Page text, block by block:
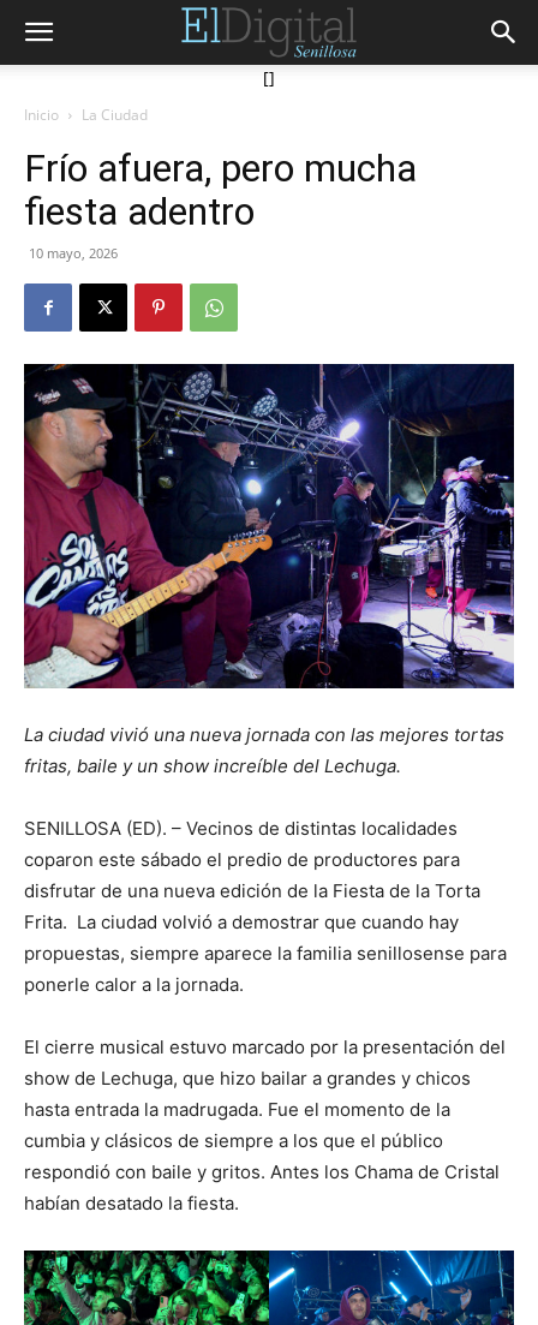
[]
Inicio La Ciudad
Frío afuera, pero mucha
fiesta adentro
10 mayo, 2026
La ciudad vivió una nueva jornada con las mejores tortas
fritas, baile y un show increíble del Lechuga.
SENILLOSA (ED). – Vecinos de distintas localidades
coparon este sábado el predio de productores para
disfrutar de una nueva edición de la Fiesta de la Torta
Frita. La ciudad volvió a demostrar que cuando hay
propuestas, siempre aparece la familia senillosense para
ponerle calor a la jornada.
El cierre musical estuvo marcado por la presentación del
show de Lechuga, que hizo bailar a grandes y chicos
hasta entrada la madrugada. Fue el momento de la
cumbia y clásicos de siempre a los que el público
respondió con baile y gritos. Antes los Chama de Cristal
habían desatado la fiesta.